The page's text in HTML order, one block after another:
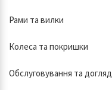
Рами та вилки
Колеса та покришки
Обслуговування та догляд